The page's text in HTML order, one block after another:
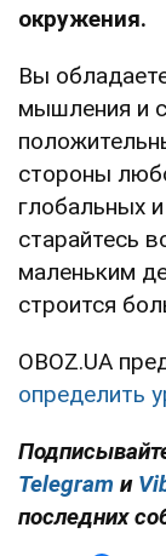
окружения.
Вы
мышления и
стороны
глобальных
старайтесь
маленьким
строится
OBOZ.UA
определить
Telegram и
последних